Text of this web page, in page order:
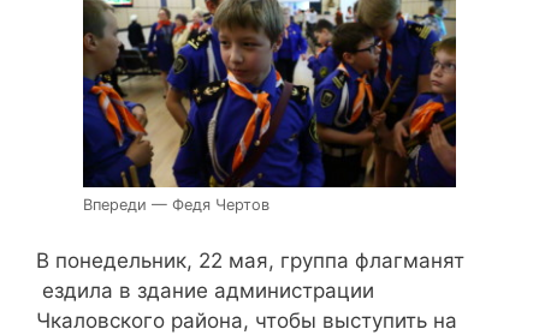
Впереди — Федя Чертов
В понедельник, 22 мая, группа флагманят
ездила в здание администрации
Чкаловского района, чтобы выступить на